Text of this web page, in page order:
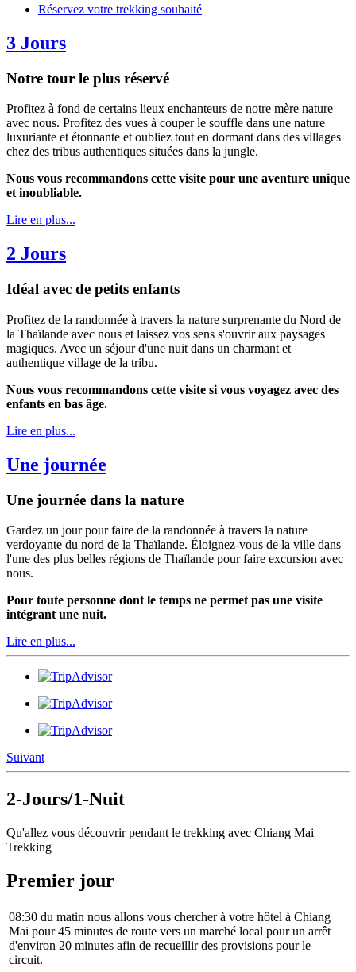
Réservez votre trekking souhaité
3 Jours
Notre tour le plus réservé
Profitez à fond de certains lieux enchanteurs de notre mère nature
avec nous. Profitez des vues à couper le souffle dans une nature
luxuriante et étonnante et oubliez tout en dormant dans des villages
chez des tribus authentiques situées dans la jungle.
Nous vous recommandons cette visite pour une aventure unique
et inoubliable.
Lire en plus...
2 Jours
Idéal avec de petits enfants
Profitez de la randonnée à travers la nature surprenante du Nord de
la Thaïlande avec nous et laissez vos sens s'ouvrir aux paysages
magiques. Avec un séjour d'une nuit dans un charmant et
authentique village de la tribu.
Nous vous recommandons cette visite si vous voyagez avec des
enfants en bas âge.
Lire en plus...
Une journée
Une journée dans la nature
Gardez un jour pour faire de la randonnée à travers la nature
verdoyante du nord de la Thaïlande. Éloignez-vous de la ville dans
l'une des plus belles régions de Thaïlande pour faire excursion avec
nous.
Pour toute personne dont le temps ne permet pas une visite
intégrant une nuit.
Lire en plus...
Suivant
2-Jours/1-Nuit
Qu'allez vous découvrir pendant le trekking avec Chiang Mai
Trekking
Premier jour
08:30 du matin nous allons vous chercher à votre hôtel à Chiang
Mai pour 45 minutes de route vers un marché local pour un arrêt
d'environ 20 minutes afin de recueillir des provisions pour le
circuit.